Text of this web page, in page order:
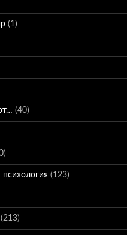
(1)
(40)
психология (123)
(213)